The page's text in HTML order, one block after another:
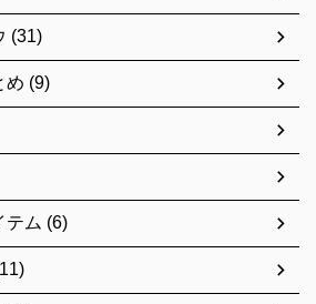
(31)
め (9)
テム (6)